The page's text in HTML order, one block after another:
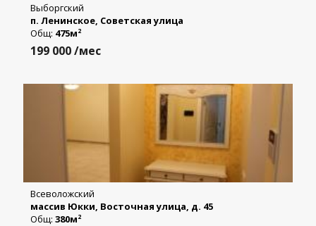
Выборгский
п. Ленинское, Советская улица
Общ: 475м2
199 000/мес
Всеволожский
массив Юкки, Восточная улица, д. 45
Общ: 380м2